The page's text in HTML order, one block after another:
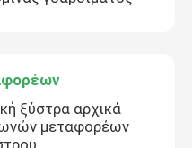
ξύστρα αρχικά
μεταφορέων